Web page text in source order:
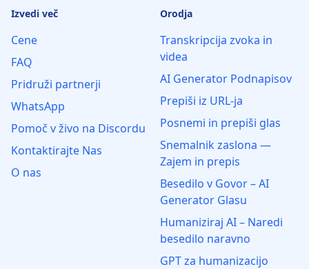
Izvedi več
Cene
FAQ
Pridruži partnerji
WhatsApp
Pomoč v živo na Discordu
Kontaktirajte Nas
O nas
Orodja
Transkripcija zvoka in
videa
AI Generator Podnapisov
Prepiši iz URL-ja
Posnemi in prepiši glas
Snemalnik zaslona —
Zajem in prepis
Besedilo v Govor – AI
Generator Glasu
Humaniziraj AI – Naredi
besedilo naravno
GPT za humanizacijo